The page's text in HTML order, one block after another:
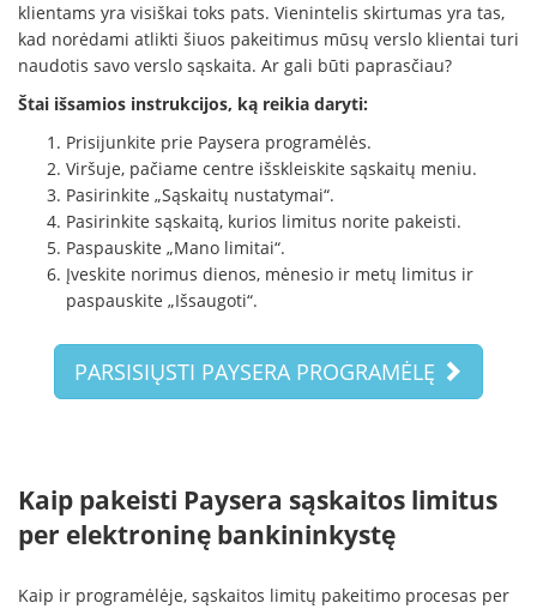
klientams yra visiškai toks pats. Vienintelis skirtumas yra tas,
kad norėdami atlikti šiuos pakeitimus mūsų verslo klientai turi
naudotis savo verslo sąskaita. Ar gali būti paprasčiau?
Štai išsamios instrukcijos, ką reikia daryti:
Prisijunkite prie Paysera programėlės.
Viršuje, pačiame centre išskleiskite sąskaitų meniu.
Pasirinkite „Sąskaitų nustatymai“.
Pasirinkite sąskaitą, kurios limitus norite pakeisti.
Paspauskite „Mano limitai“.
Įveskite norimus dienos, mėnesio ir metų limitus ir
paspauskite „Išsaugoti“.
PARSISIŲSTI PAYSERA PROGRAMĖLĘ
Kaip pakeisti Paysera sąskaitos limitus
per elektroninę bankininkystę
Kaip ir programėlėje, sąskaitos limitų pakeitimo procesas per